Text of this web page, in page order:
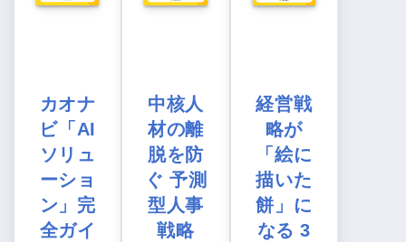
カオナ
ビ「AI
ソリュ
ーショ
ン」完
全ガイ
中核人
材の離
脱を防
ぐ 予測
型人事
戦略
経営戦
略が
「絵に
描いた
餅」に
なる 3